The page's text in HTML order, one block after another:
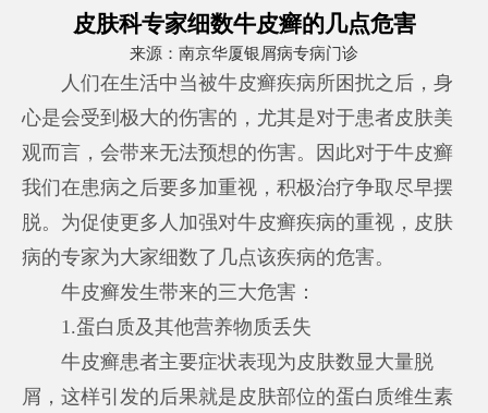
皮肤科专家细数牛皮癣的几点危害
来源： 南京华厦银屑病专病门诊
人们在生活中当被牛皮癣疾病所困扰之后，身
心是会受到极大的伤害的，尤其是对于患者皮肤美
观而言，会带来无法预想的伤害。因此对于牛皮癣
我们在患病之后要多加重视，积极治疗争取尽早摆
脱。为促使更多人加强对牛皮癣疾病的重视，皮肤
病的专家为大家细数了几点该疾病的危害。
牛皮癣发生带来的三大危害：
1.蛋白质及其他营养物质丢失
牛皮癣患者主要症状表现为皮肤数显大量脱
屑，这样引发的后果就是皮肤部位的蛋白质维生素